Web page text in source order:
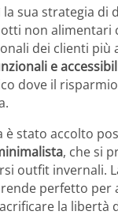
sua strategia di
non alimentari
dei clienti più
e
dove il
è stato accolto
, che si
outfit invernali.
perfetto per
la libertà